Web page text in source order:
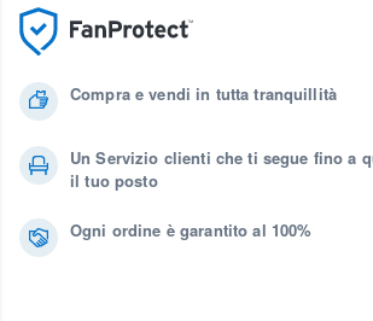
Compra e vendi in tutta tranquillità
Un Servizio clienti che ti segue fino a
il tuo posto
Ogni ordine è garantito al 100%